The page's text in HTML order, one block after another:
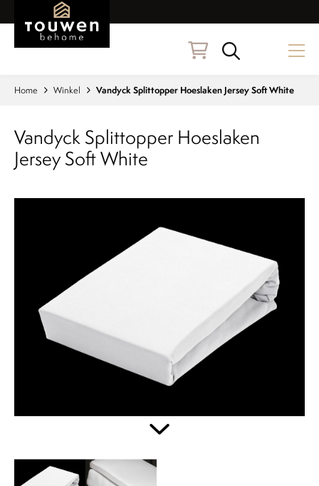
Naar hoofdinhoud
Zoeken
Home Winkel Vandyck Splittopper Hoeslaken Jersey Soft White
Vandyck Splittopper Hoeslaken
Jersey Soft White